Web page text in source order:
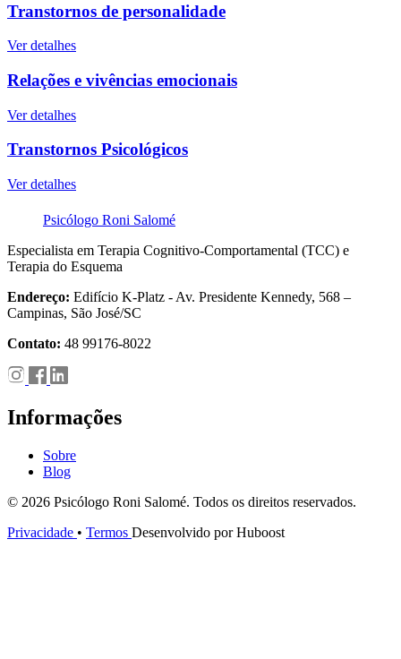
Transtornos de personalidade
Ver detalhes
Relações e vivências emocionais
Ver detalhes
Transtornos Psicológicos
Ver detalhes
Psicólogo Roni Salomé
Especialista em Terapia Cognitivo-Comportamental (TCC) e
Terapia do Esquema
Endereço: Edifício K-Platz - Av. Presidente Kennedy, 568 –
Campinas, São José/SC
Contato: 48 99176-8022
Informações
Sobre
Blog
© 2026 Psicólogo Roni Salomé. Todos os direitos reservados.
Privacidade • Termos Desenvolvido por Huboost